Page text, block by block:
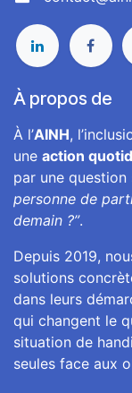
À propos de
À l’AINH,
une action
par une question
personne de
demain ?”.
Depuis 2019,
solutions
dans leurs
qui changent le
situation de
seules face aux